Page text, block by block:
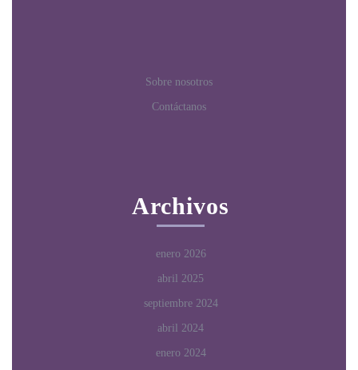
Sobre nosotros
Contáctanos
Archivos
enero 2026
abril 2025
septiembre 2024
abril 2024
enero 2024